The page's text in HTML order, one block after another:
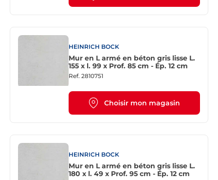
HEINRICH BOCK
Mur en L armé en béton gris lisse L.
155 x l. 99 x Prof. 85 cm - Ép. 12 cm
Ref. 2810751
Choisir mon magasin
HEINRICH BOCK
Mur en L armé en béton gris lisse L.
180 x l. 49 x Prof. 95 cm - Ép. 12 cm